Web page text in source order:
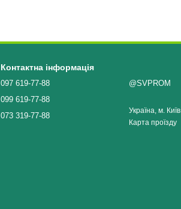
Контактна інформація
097 619-77-88
099 619-77-88
073 319-77-88
@SVPROM
Україна, м. Київ
Карта проїзду